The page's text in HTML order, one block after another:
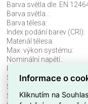
Barva světla dle. EN
Barva světla..:
Barva tělesa:
Index podání barev (CRI):
Materiál tělesa:
Max. výkon systému:
Nominální napětí.:
Průměr:
Stmívatelné:
Stupeň krytí (IP):
Světelný tok:
Informace o
Kliknutím na